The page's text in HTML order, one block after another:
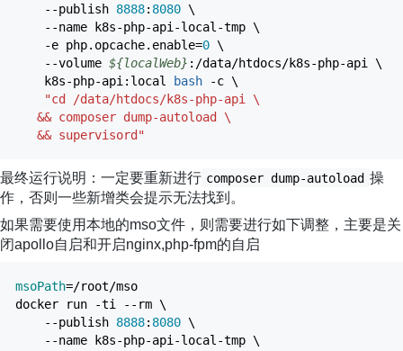
--publish 8888: 8080 \
--name k8s-php-api-local-tmp \
-e php.opcache.enable=0 \
--volume ${localWeb} : /data/htdocs/k8s-php-api \
k8s-php-api:local bash -c \
"cd /data/htdocs/k8s-php-api \
&& composer dump-autoload \
&& supervisord"
最终运行说明：一定要重新进行 composer dump-autoload 操
作，否则一些新增类会提示无法找到。
如果需要使用本地的mso文件，则需要进行如下调整，主要是关
闭apollo自启和开启nginx,php-fpm的自启
msoPath=/root/mso
docker run
-ti --rm \
--publish 8888: 8080 \
--name k8s-php-api-local-tmp \